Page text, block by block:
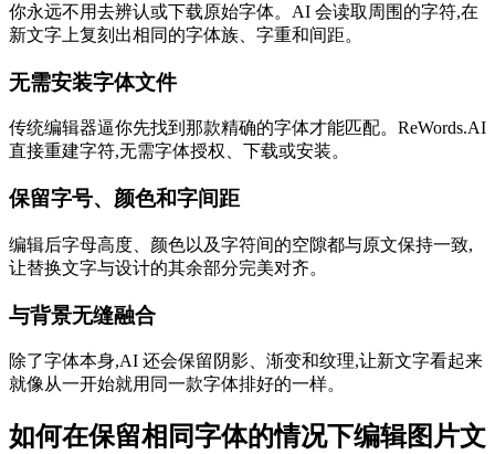
你永远不用去辨认或下载原始字体。AI 会读取周围的字符,在
新文字上复刻出相同的字体族、字重和间距。
无需安装字体文件
传统编辑器逼你先找到那款精确的字体才能匹配。ReWords.AI
直接重建字符,无需字体授权、下载或安装。
保留字号、颜色和字间距
编辑后字母高度、颜色以及字符间的空隙都与原文保持一致,
让替换文字与设计的其余部分完美对齐。
与背景无缝融合
除了字体本身,AI 还会保留阴影、渐变和纹理,让新文字看起来
就像从一开始就用同一款字体排好的一样。
如何在保留相同字体的情况下编辑图片文